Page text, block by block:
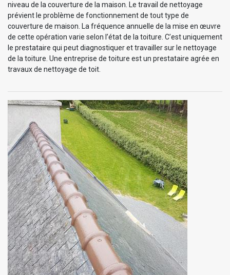
niveau de la couverture de la maison. Le travail de nettoyage
prévient le problème de fonctionnement de tout type de
couverture de maison. La fréquence annuelle de la mise en œuvre
de cette opération varie selon l’état de la toiture. C’est uniquement
le prestataire qui peut diagnostiquer et travailler sur le nettoyage
de la toiture. Une entreprise de toiture est un prestataire agrée en
travaux de nettoyage de toit.